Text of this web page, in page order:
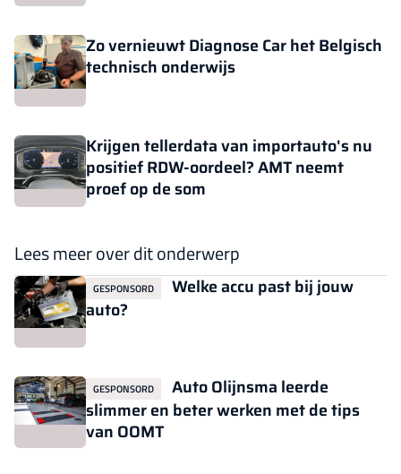
Zo vernieuwt Diagnose Car het Belgisch
technisch onderwijs
Krijgen tellerdata van importauto's nu
positief RDW-oordeel? AMT neemt
proef op de som
Lees meer over dit onderwerp
GESPONSORD
Welke accu past bij jouw
auto?
GESPONSORD
Auto Olijnsma leerde
slimmer en beter werken met de tips
van OOMT